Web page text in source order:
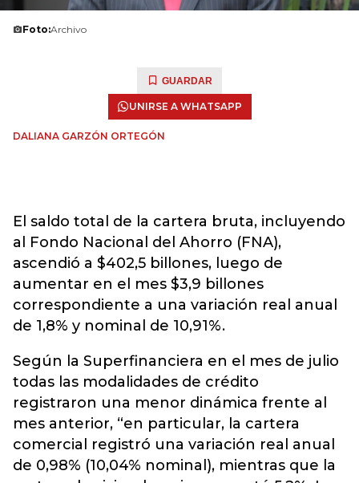
Foto:Archivo
GUARDAR
UNIRSE A WHATSAPP
DALIANA GARZÓN ORTEGÓN
El saldo total de la cartera bruta, incluyendo
al Fondo Nacional del Ahorro (FNA),
ascendió a $402,5 billones, luego de
aumentar en el mes $3,9 billones
correspondiente a una variación real anual
de 1,8% y nominal de 10,91%.
Según la Superfinanciera en el mes de julio
todas las modalidades de crédito
registraron una menor dinámica frente al
mes anterior, “en particular, la cartera
comercial registró una variación real anual
de 0,98% (10,04% nominal), mientras que la